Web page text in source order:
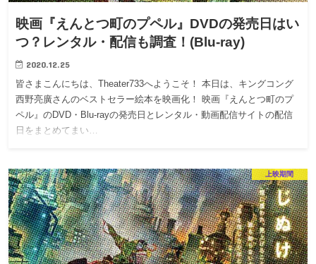
映画『えんとつ町のプペル』DVDの発売日はい
つ？レンタル・配信も調査！(Blu-ray)
2020.12.25
皆さまこんにちは、Theater733へようこそ！ 本日は、キングコング
西野亮廣さんのベストセラー絵本を映画化！ 映画『えんとつ町のプ
ペル』のDVD・Blu-rayの発売日とレンタル・動画配信サイトの配信
日をまとめてまい…
上映期間